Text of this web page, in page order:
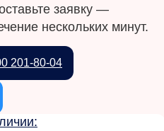
заявку —
нескольких минут.
201-80-04